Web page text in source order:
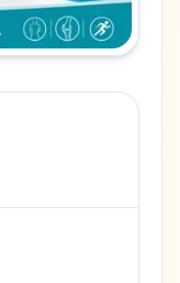
und